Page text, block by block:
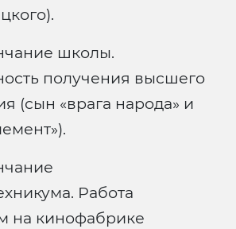
школы.
получения высшего
(сын «врага народа» и
Работа
на кинофабрике